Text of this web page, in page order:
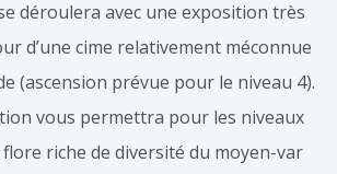
déroulera avec une exposition très
d’une cime relativement méconnue
(ascension prévue pour le niveau 4).
vous permettra pour les niveaux
flore riche de diversité du moyen-var